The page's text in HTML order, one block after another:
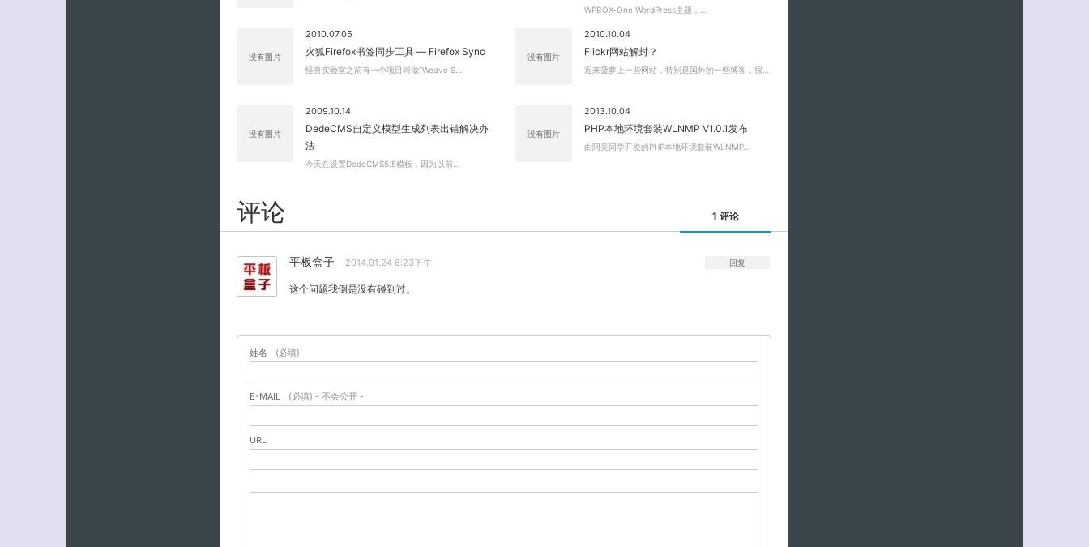
WPBOX-One WordPress主题，…
没有图片
2010.07.05
火狐Firefox书签同步工具 — Firefox Sync
怪兽实验室之前有一个项目叫做“Weave S…
没有图片
2010.10.04
Flickr网站解封？
近来菠萝上一些网站，特别是国外的一些博客，很…
没有图片
2009.10.14
DedeCMS自定义模型生成列表出错解决办
法
今天在设置DedeCMS5.5模板，因为以前…
没有图片
2013.10.04
PHP本地环境套装WLNMP V1.0.1发布
由阿吴同学开发的PHP本地环境套装WLNMP…
评论 1 评论
平板盒子 2014.01.24 6:23下午
这个问题我倒是没有碰到过。
回复
姓名 (必填)
E-MAIL (必填) - 不会公开 -
URL